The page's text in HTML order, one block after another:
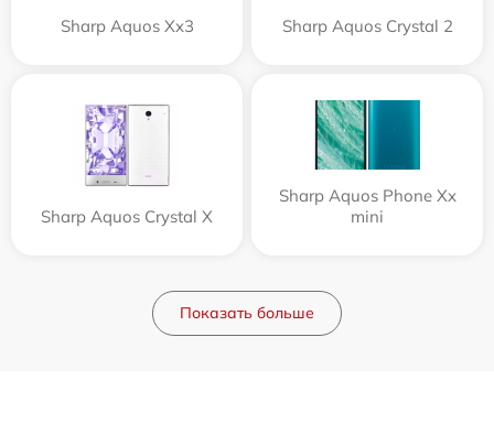
Sharp Aquos Xx3 Sharp Aquos Crystal 2
Sharp Aquos Crystal X
Sharp Aquos Phone Xx
mini
Показать больше